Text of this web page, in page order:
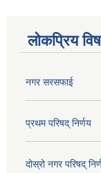
लोकप्रिय
नगर सरसफाई
प्रथम परिषद् निर्णय
दोस्रो नगर परिषद्